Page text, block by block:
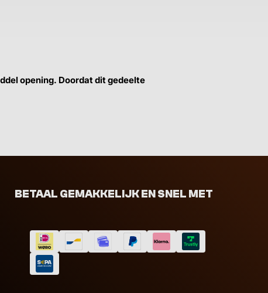
opening. Doordat dit gedeelte
BETAAL GEMAKKELIJK EN SNEL MET